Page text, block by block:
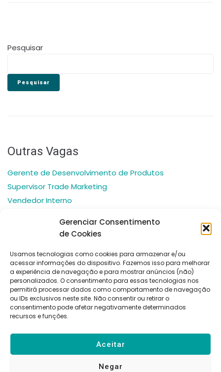
Gerenciar Consentimento
de Cookies
Usamos tecnologias como cookies para armazenar e/ou
acessar informações do dispositivo. Fazemos isso para melhorar
a experiência de navegação e para mostrar anúncios (não)
personalizados. O consentimento para essas tecnologias nos
permitirá processar dados como comportamento de navegação
ou IDs exclusivos neste site. Não consentir ou retirar o
consentimento pode afetar negativamente determinados
recursos e funções.
Aceitar
Negar
Pesquisar
Pesquisar
Outras Vagas
Gerente de Desenvolvimento de Produtos
Supervisor Trade Marketing
Vendedor Interno
Analista Administrativo Financeiro
Bedin Consulting
CNPJ:
46.000.475/0001-89
Rua Dr. João Colin,
89204-001 –
Políticas
de
Privacid
Desenvolvido por:
Beonby Marketing